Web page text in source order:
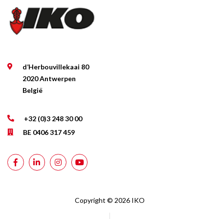
d’Herbouvillekaai 80
2020 Antwerpen
België
+32 (0)3 248 30 00
BE 0406 317 459
Copyright © 2026 IKO
|